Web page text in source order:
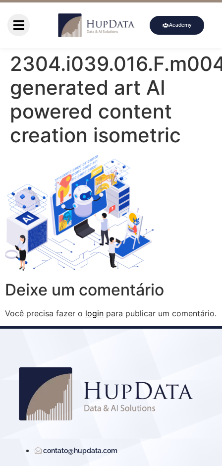
Academy
generated art AI
powered content
creation isometric
Deixe um comentário
Você precisa fazer o login para publicar um comentário.
contato@hupdata.com